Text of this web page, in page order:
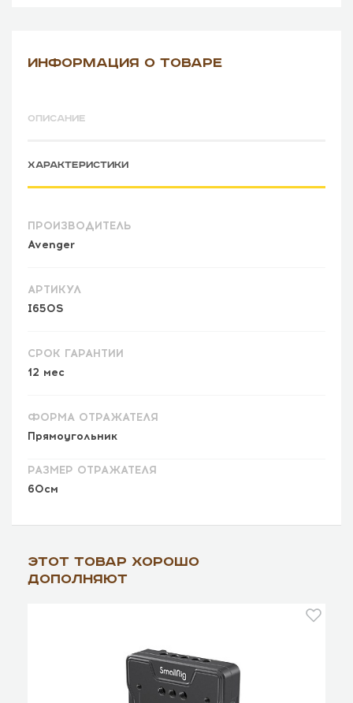
ИНФОРМАЦИЯ О ТОВАРЕ
ОПИСАНИЕ
ХАРАКТЕРИСТИКИ
ПРОИЗВОДИТЕЛЬ
Avenger
АРТИКУЛ
I650S
СРОК ГАРАНТИИ
12 мес
ФОРМА ОТРАЖАТЕЛЯ
Прямоугольник
РАЗМЕР ОТРАЖАТЕЛЯ
60см
Этот товар хорошо
дополняют